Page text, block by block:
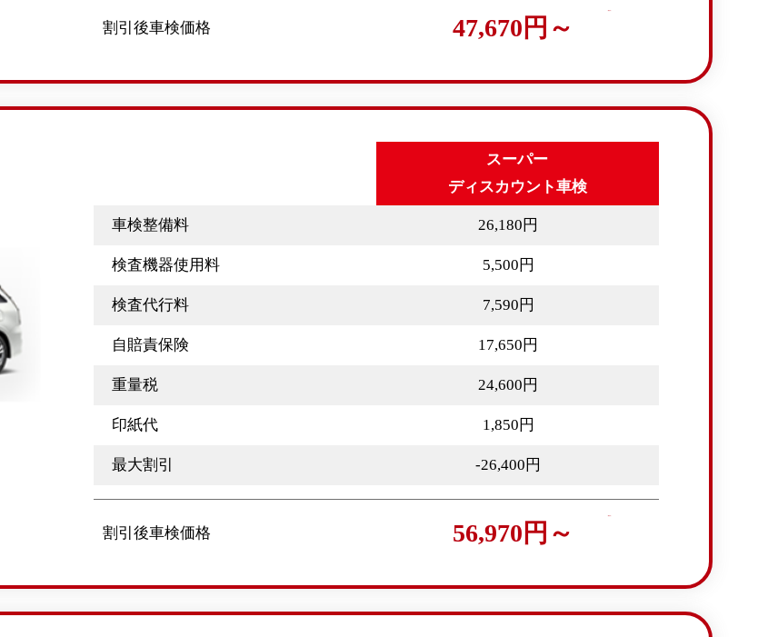
割引後車検価格 47,670円～
スーパー
ディスカウント車検
車検整備料 26,180円
検査機器使用料 5,500円
検査代行料 7,590円
自賠責保険 17,650円
重量税 24,600円
印紙代 1,850円
最大割引 -26,400円
割引後車検価格 56,970円～